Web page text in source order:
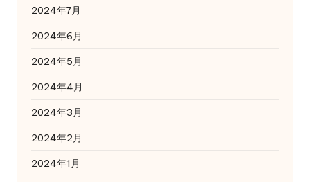
2024年7月
2024年6月
2024年5月
2024年4月
2024年3月
2024年2月
2024年1月